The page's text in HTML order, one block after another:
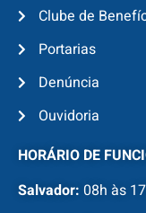
Clube de
Portarias
Denúncia
Ouvidoria
HORÁRIO DE
Salvador: 08h às